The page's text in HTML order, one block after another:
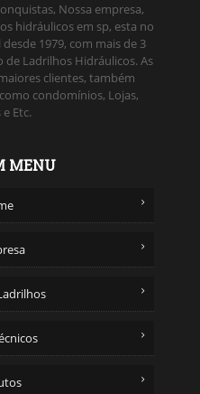
Nossa empresa,
hidráulicos em sp, esta no
1979, com mais de 3
Ladrilhos Hidráulicos. As
clientes, também
condomínios, Lojas,
e Etc.
MENU